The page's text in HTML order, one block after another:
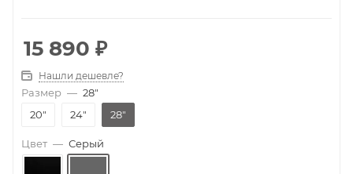
15 890 ₽
Нашли дешевле?
Размер — 28"
20"
24" 28"
Цвет — Серый